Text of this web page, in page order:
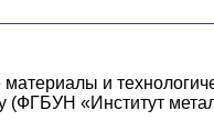
и
(ФГБУН «Институт